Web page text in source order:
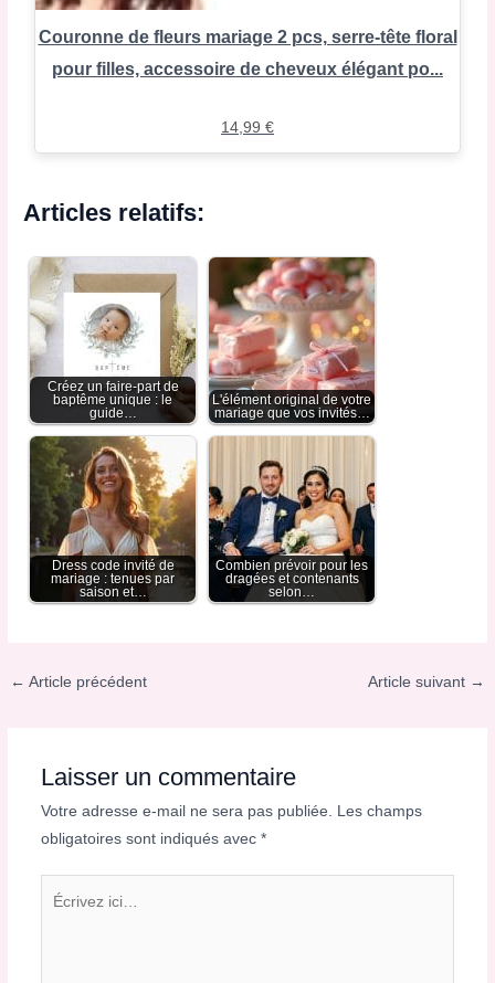
Couronne de fleurs mariage 2 pcs, serre-tête floral
pour filles, accessoire de cheveux élégant po...
14,99 €
Articles relatifs:
Créez un faire-part de
baptême unique : le
guide…
L'élément original de votre
mariage que vos invités…
Dress code invité de
mariage : tenues par
saison et…
Combien prévoir pour les
dragées et contenants
selon…
← Article précédent Article suivant →
Laisser un commentaire
Votre adresse e-mail ne sera pas publiée.
Les champs
obligatoires sont indiqués avec *